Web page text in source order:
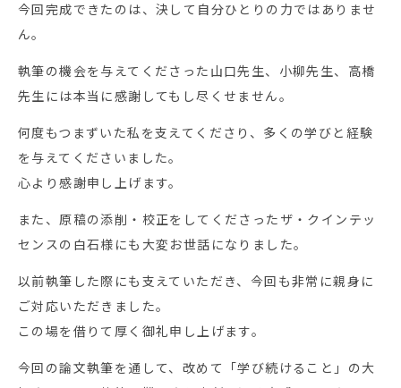
今回完成できたのは、決して自分ひとりの力ではありませ
ん。
執筆の機会を与えてくださった山口先生、小柳先生、高橋
先生には本当に感謝してもし尽くせません。
何度もつまずいた私を支えてくださり、多くの学びと経験
を与えてくださいました。
心より感謝申し上げます。
また、原稿の添削・校正をしてくださったザ・クインテッ
センスの白石様にも大変お世話になりました。
以前執筆した際にも支えていただき、今回も非常に親身に
ご対応いただきました。
この場を借りて厚く御礼申し上げます。
今回の論文執筆を通して、改めて「学び続けること」の大